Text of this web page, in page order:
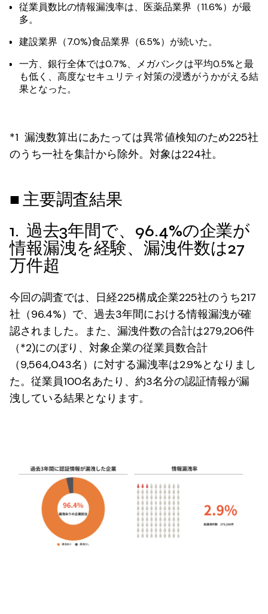
従業員数比の情報漏洩率は、医薬品業界（11.6%）が最
多。
建設業界（7.0%)食品業界（6.5%）が続いた。
一方、銀行全体では0.7%、メガバンクは平均0.5%と最
も低く、高度なセキュリティ対策の浸透がうかがえる結
果となった。
*1 漏洩数算出にあたっては異常値検知のため225社
のうち一社を集計から除外。対象は224社。
■ 主要調査結果
1. 過去3年間で、96.4%の企業が
情報漏洩を経験、漏洩件数は27
万件超
今回の調査では、日経225構成企業225社のうち217
社（96.4%）で、過去3年間における情報漏洩が確
認されました。また、漏洩件数の合計は279,206件
（*2)にのぼり、対象企業の従業員数合計
（9,564,043名）に対する漏洩率は2.9%となりまし
た。従業員100名あたり、約3名分の認証情報が漏
洩している結果となります。